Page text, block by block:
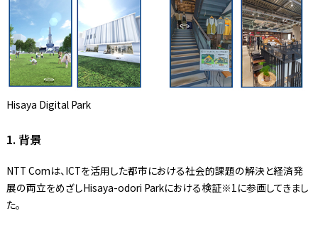
Hisaya Digital Park
1. 背景
NTT Comは、ICTを活用した都市における社会的課題の解決と経済発
展の両立をめざしHisaya-odori Parkにおける検証※1に参画してきまし
た。